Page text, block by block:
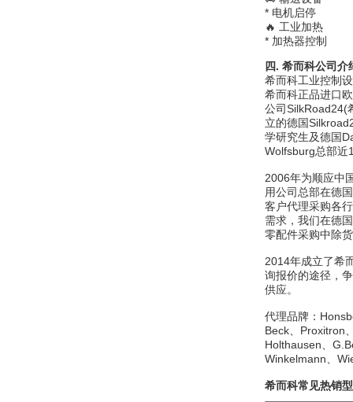
* 电机启停
🔥 工业加热
* 加热器控制
四. 希而科公司介
希而科工业控制
希而科正品进口
公司SilkRoad24(
立的德国
学研究生及德国
Wolfsburg总部近
2006年为顺应中
用公司总部在德
客户代理采购各
需求，我们在德
零配件采购中除
2014年成立了希
询报价的途径，
供应。
代理品牌：
Beck
Proxitron
Holthausen
Winkelmann
希而科常见热销